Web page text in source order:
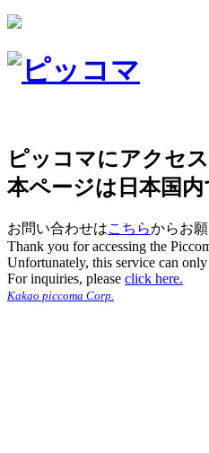
ピッコマにアクセ
本ページは日本国
お問い合わせはこちらからお願
Thank you for accessing the
Unfortunately, this service can only
For inquiries, please click here.
Kakao piccoma Corp.